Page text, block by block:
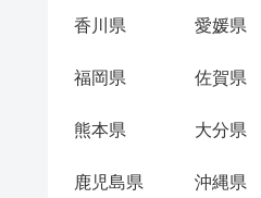
香川県 愛媛県
福岡県 佐賀県
熊本県 大分県
鹿児島県 沖縄県